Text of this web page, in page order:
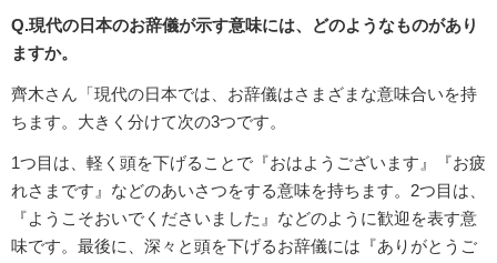
Q.現代の日本のお辞儀が示す意味には、どのようなものがあり
ますか。
齊木さん「現代の日本では、お辞儀はさまざまな意味合いを持
ちます。大きく分けて次の3つです。
1つ目は、軽く頭を下げることで『おはようございます』『お疲
れさまです』などのあいさつをする意味を持ちます。2つ目は、
『ようこそおいでくださいました』などのように歓迎を表す意
味です。最後に、深々と頭を下げるお辞儀には『ありがとうご